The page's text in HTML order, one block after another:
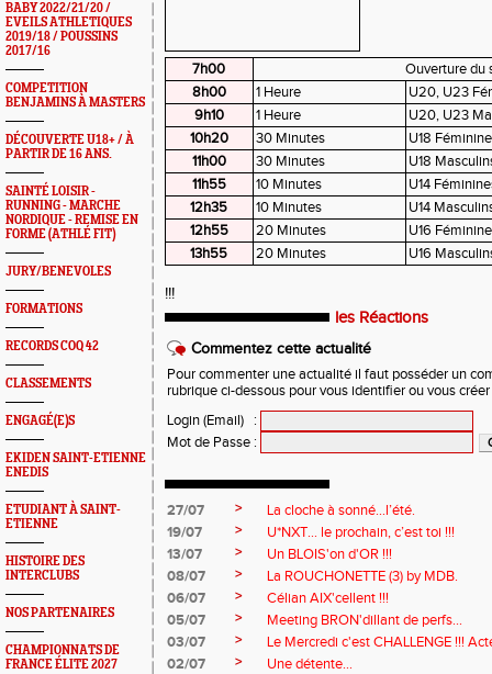
BABY 2022/21/20 /
EVEILS ATHLETIQUES
2019/18 / POUSSINS
2017/16
COMPETITION
BENJAMINS À MASTERS
DÉCOUVERTE U18+ / À
PARTIR DE 16 ANS.
SAINTÉ LOISIR -
RUNNING - MARCHE
NORDIQUE - REMISE EN
FORME (ATHLÉ FIT)
JURY/BENEVOLES
FORMATIONS
RECORDS COQ 42
CLASSEMENTS
ENGAGÉ(E)S
EKIDEN SAINT-ETIENNE
ENEDIS
ETUDIANT À SAINT-
ETIENNE
HISTOIRE DES
INTERCLUBS
NOS PARTENAIRES
CHAMPIONNATS DE
FRANCE ÉLITE 2027
7h00
Ouverture du
8h00
1 Heure
U20, U23
9h10
1 Heure
U20, U23
10h20
30 Minutes
U18
11h00
30 Minutes
U18
11h55
10 Minutes
U14
12h35
10 Minutes
U14
12h55
20 Minutes
U16
13h55
20 Minutes U16
!!!
les Réactions
Commentez cette actualité
Pour commenter une actualité il faut posséder un
rubrique ci-dessous pour vous identifier ou vous
Login (Email)
:
Mot de Passe :
27/07 >
La cloche à sonné…l’été.
19/07
>
U*NXT... le prochain, c’est toi !!!
13/07
>
Un BLOIS'on d'OR !!!
08/07
>
La ROUCHONETTE (3) by MDB.
06/07
>
Célian AIX'cellent !!!
05/07
>
Meeting BRON'dillant de perfs...
03/07
>
Le Mercredi c'est CHALLENGE !!!
02/07
>
Une détente...